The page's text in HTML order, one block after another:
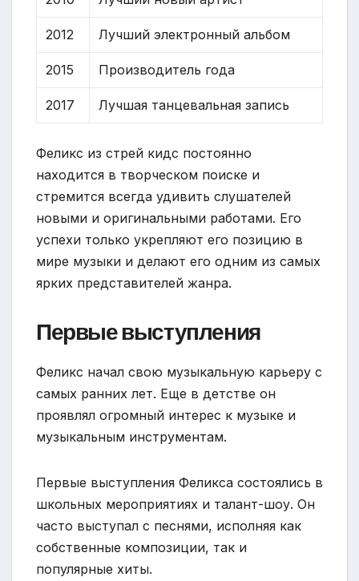
2012 Лучший электронный альбом
2015 Производитель года
2017 Лучшая танцевальная запись
Феликс из стрей кидс постоянно
находится в творческом поиске и
стремится всегда удивить слушателей
новыми и оригинальными работами. Его
успехи только укрепляют его позицию в
мире музыки и делают его одним из самых
ярких представителей жанра.
Первые выступления
Феликс начал свою музыкальную карьеру с
самых ранних лет. Еще в детстве он
проявлял огромный интерес к музыке и
музыкальным инструментам.
Первые выступления Феликса состоялись в
школьных мероприятиях и талант-шоу. Он
часто выступал с песнями, исполняя как
собственные композиции, так и
популярные хиты.